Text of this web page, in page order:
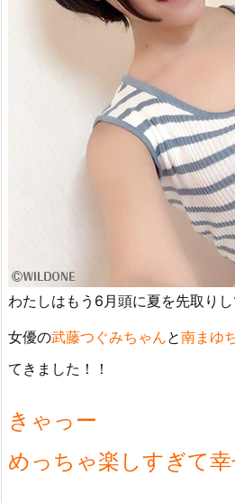
わたしはもう6月頭に夏を先取りし
女優の武藤つぐみちゃんと南まゆ
てきました！！
きゃっー
めっちゃ楽しすぎて幸